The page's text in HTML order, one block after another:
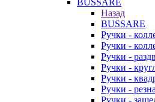
BUSSARE
Назад
BUSSARE
Ручки -
Ручки -
Ручки -
Ручки -
Ручки -
Ручки -
Ручки -